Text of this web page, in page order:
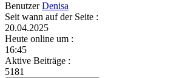
BenutzerDenisa
Seit wann auf der Seite :
20.04.2025
Heute online um :
16:45
Aktive Beiträge :
5181